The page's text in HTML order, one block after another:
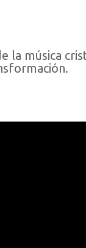
la música